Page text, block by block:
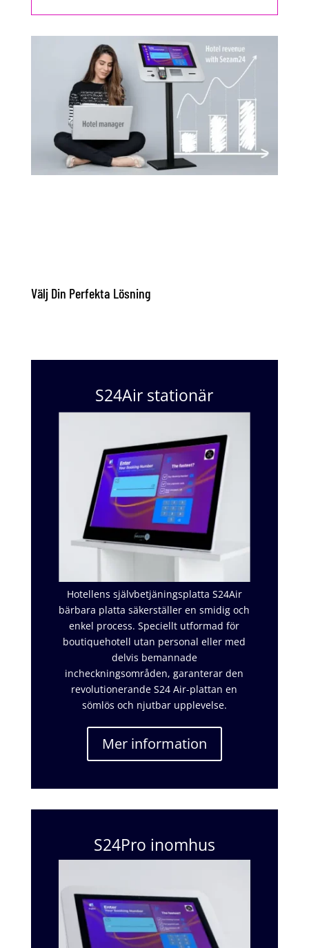
Välj Din Perfekta Lösning
S24Air stationär
Hotellens självbetjäningsplatta S24Air
bärbara platta säkerställer en smidig och
enkel process. Speciellt utformad för
boutiquehotell utan personal eller med
delvis bemannade
incheckningsområden, garanterar den
revolutionerande S24 Air-plattan en
sömlös och njutbar upplevelse.
Mer information
S24Pro inomhus